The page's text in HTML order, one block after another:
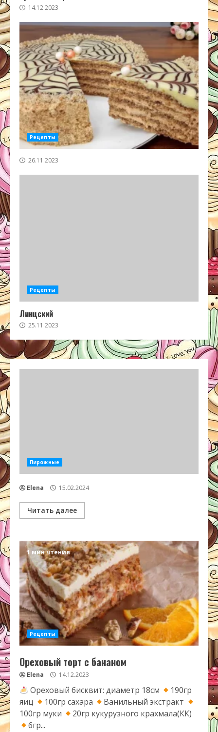
14.12.2023
Рецепты
26.11.2023
Рецепты
Линцский
25.11.2023
Пирожные
Elena 15.02.2024
Читать далее
1 мин чтения
Рецепты
Ореховый торт с бананом
Elena 14.12.2023
Ореховый бисквит: диаметр 18см
190гр
яиц
100гр сахара
Ванильный экстракт
100гр муки
20гр кукурузного крахмала(КК)
6гр...